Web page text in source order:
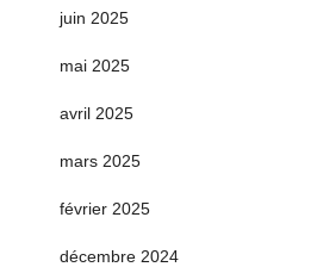
juin 2025
mai 2025
avril 2025
mars 2025
février 2025
décembre 2024